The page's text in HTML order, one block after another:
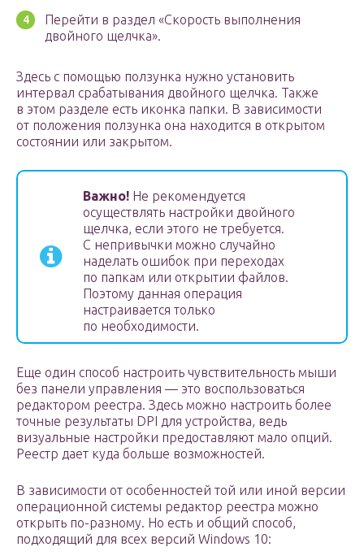
Перейти в раздел «Скорость выполнения
двойного щелчка».
Здесь с помощью ползунка нужно установить
интервал срабатывания двойного щелчка. Также
в этом разделе есть иконка папки. В зависимости
от положения ползунка она находится в открытом
состоянии или закрытом.
Важно! Не рекомендуется
осуществлять настройки двойного
щелчка, если этого не требуется.
С непривычки можно случайно
наделать ошибок при переходах
по папкам или открытии файлов.
Поэтому данная операция
настраивается только
по необходимости.
Еще один способ настроить чувствительность мыши
без панели управления — это воспользоваться
редактором реестра. Здесь можно настроить более
точные результаты DPI для устройства, ведь
визуальные настройки предоставляют мало опций.
Реестр дает куда больше возможностей.
В зависимости от особенностей той или иной версии
операционной системы редактор реестра можно
открыть по-разному. Но есть и общий способ,
подходящий для всех версий Windows 10: